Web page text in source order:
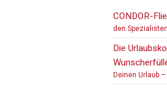
CONDOR-
den
Die
Deinen Urlaub